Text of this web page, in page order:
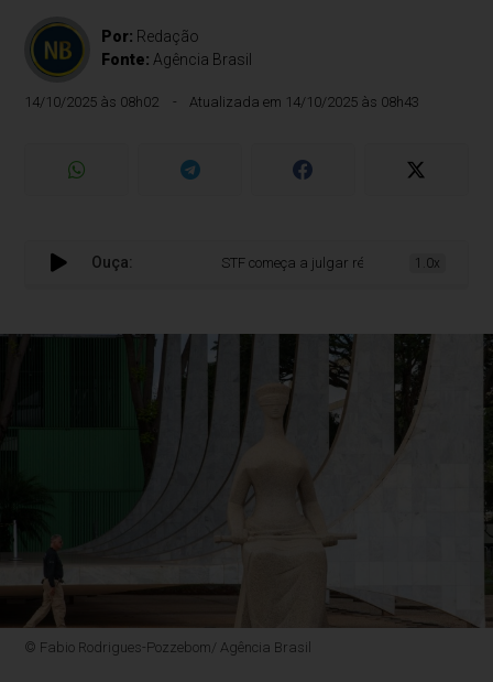
Por: Redação
Fonte: Agência Brasil
14/10/2025 às 08h02 Atualizada em 14/10/2025 às 08h43
Ouça: STF começa a julgar réus do Núcleo 4 dos
1.0x
© Fabio Rodrigues-Pozzebom/ Agência Brasil